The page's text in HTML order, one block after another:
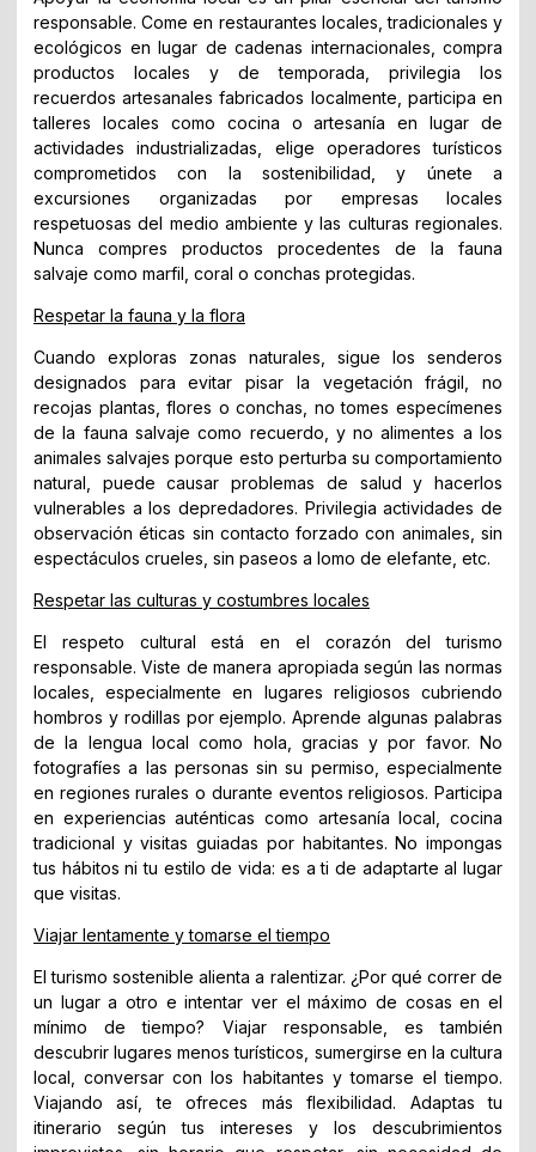
responsable. Come en restaurantes locales, tradicionales y
ecológicos en lugar de cadenas internacionales, compra
productos locales y de temporada, privilegia los
recuerdos artesanales fabricados localmente, participa en
talleres locales como cocina o artesanía en lugar de
actividades industrializadas, elige operadores turísticos
comprometidos con la sostenibilidad, y únete a
excursiones organizadas por empresas locales
respetuosas del medio ambiente y las culturas regionales.
Nunca compres productos procedentes de la fauna
salvaje como marfil, coral o conchas protegidas.
Respetar la fauna y la flora
Cuando exploras zonas naturales, sigue los senderos
designados para evitar pisar la vegetación frágil, no
recojas plantas, flores o conchas, no tomes especímenes
de la fauna salvaje como recuerdo, y no alimentes a los
animales salvajes porque esto perturba su comportamiento
natural, puede causar problemas de salud y hacerlos
vulnerables a los depredadores. Privilegia actividades de
observación éticas sin contacto forzado con animales, sin
espectáculos crueles, sin paseos a lomo de elefante, etc.
Respetar las culturas y costumbres locales
El respeto cultural está en el corazón del turismo
responsable. Viste de manera apropiada según las normas
locales, especialmente en lugares religiosos cubriendo
hombros y rodillas por ejemplo. Aprende algunas palabras
de la lengua local como hola, gracias y por favor. No
fotografíes a las personas sin su permiso, especialmente
en regiones rurales o durante eventos religiosos. Participa
en experiencias auténticas como artesanía local, cocina
tradicional y visitas guiadas por habitantes. No impongas
tus hábitos ni tu estilo de vida: es a ti de adaptarte al lugar
que visitas.
Viajar lentamente y tomarse el tiempo
El turismo sostenible alienta a ralentizar. ¿Por qué correr de
un lugar a otro e intentar ver el máximo de cosas en el
mínimo de tiempo? Viajar responsable, es también
descubrir lugares menos turísticos, sumergirse en la cultura
local, conversar con los habitantes y tomarse el tiempo.
Viajando así, te ofreces más flexibilidad. Adaptas tu
itinerario según tus intereses y los descubrimientos